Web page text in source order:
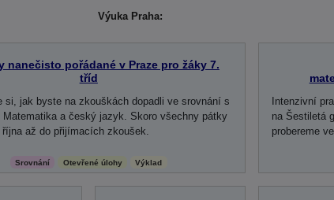
Výuka Praha:
nanečisto pořádané v Praze pro žáky 7.
tříd
si, jak byste na zkouškách dopadli ve srovnání s
Matematika a český jazyk. Skoro všechny pátky
až do přijímacích zkoušek.
Srovnání Otevřené úlohy Výklad
Intenzivní
na Šestiletá
probereme